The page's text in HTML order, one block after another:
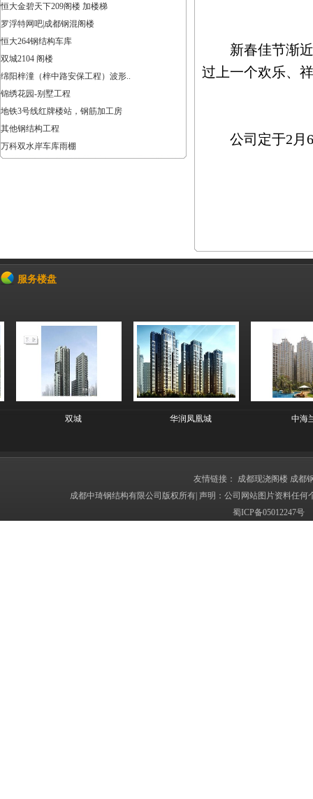
恒大金碧天下209阁楼 加楼梯
罗浮特网吧|成都钢混阁楼
恒大264钢结构车库
双城2104 阁楼
绵阳梓潼（梓中路安保工程）波形..
锦绣花园-别墅工程
地铁3号线红牌楼站，钢筋加工房
其他钢结构工程
万科双水岸车库雨棚
新春佳节渐近
过上一个欢乐、
公司定于2月6
服务楼盘
双城 华润凤凰城 中海兰
友情链接： 成都现浇阁楼 成都
成都中琦钢结构有限公司版权所有| 声明：公司网站图片资料任
蜀ICP备05012247号